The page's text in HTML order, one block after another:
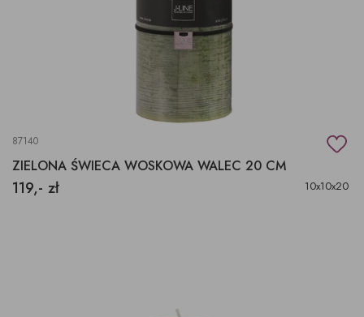
87140
ZIELONA ŚWIECA WOSKOWA WALEC 20 CM
119,- zł 10x10x20